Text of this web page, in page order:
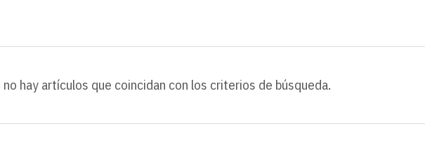
hay artículos que coincidan con los criterios de búsqueda.